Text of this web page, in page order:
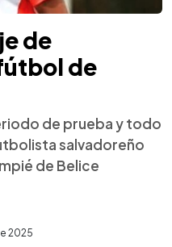
de
de
de prueba y todo
salvadoreño
de Belice
2025